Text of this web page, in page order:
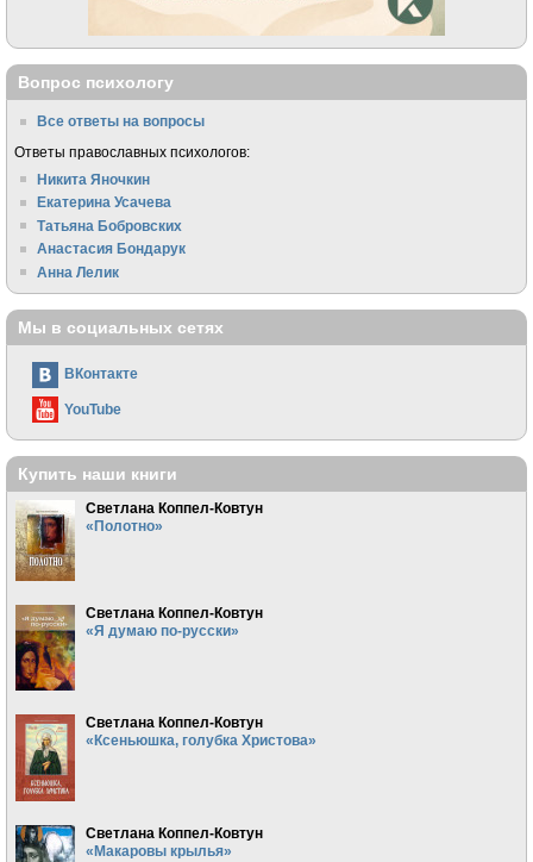
Вопрос психологу
Все ответы на вопросы
Ответы православных психологов:
Никита Яночкин
Екатерина Усачева
Татьяна Бобровских
Анастасия Бондарук
Анна Лелик
Мы в социальных сетях
ВКонтакте
YouTube
Купить наши книги
Светлана Коппел-Ковтун
«Полотно»
Светлана Коппел-Ковтун
«Я думаю по-русски»
Светлана Коппел-Ковтун
«Ксеньюшка, голубка Христова»
Светлана Коппел-Ковтун
«Макаровы крылья»